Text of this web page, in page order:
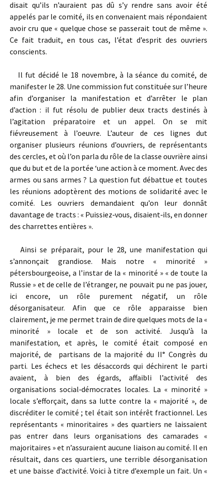
disait qu’ils n’auraient pas dû s’y rendre sans avoir été
appelés par le comité, ils en convenaient mais répondaient
avoir cru que « quelque chose se passerait tout de même ».
Ce fait traduit, en tous cas, l’état d’esprit des ouvriers
conscients.
Il fut décidé le 18 novembre, à la séance du comité, de
manifester le 28. Une commission fut constituée sur l’heure
afin d’organiser la manifestation et d’arrêter le plan
d’action : il fut résolu de publier deux tracts destinés à
l’agitation préparatoire et un appel. On se mit
fiévreusement à l’oeuvre. L’auteur de ces lignes dut
organiser plusieurs réunions d’ouvriers, de représentants
des cercles, et où l’on parla du rôle de la classe ouvrière ainsi
que du but et de la portée ‘une action à ce moment. Avec des
armes ou sans armes ? La question fut débattue et toutes
les réunions adoptèrent des motions de solidarité avec le
comité. Les ouvriers demandaient qu’on leur donnât
davantage de tracts : « Puissiez‑vous, disaient‑ils, en donner
des charrettes entières ».
Ainsi se préparait, pour le 28, une manifestation qui
s’annonçait grandiose. Mais notre « minorité »
pétersbourgeoise, a l’instar de la « minorité » « de toute la
Russie » et de celle de l’étranger, ne pouvait pu ne pas jouer,
ici encore, un rôle purement négatif, un rôle
désorganisateur. Afin que ce rôle apparaisse bien
clairement, je me permet train de dire quelques mots de la «
minorité » locale et de son activité. Jusqu’à la
manifestation, et après, le comité était composé en
majorité, de partisans de la majorité du II° Congrès du
parti. Les échecs et les désaccords qui déchirent le parti
avaient, à bien des égards, affaibli l’activité des
organisations social‑démocrates locales. La « minorité »
locale s’efforçait, dans sa lutte contre la « majorité », de
discréditer le comité ; tel était son intérêt fractionnel. Les
représentants « minoritaires » des quartiers ne laissaient
pas entrer dans leurs organisations des camarades «
majoritaires » et n’assuraient aucune liaison au comité. Il en
résultait, dans ces quartiers, une terrible désorganisation
et une baisse d’activité. Voici à titre d’exemple un fait. Un «